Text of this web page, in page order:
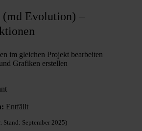
Evolution) –
im gleichen Projekt bearbeiten
Grafiken erstellen
Entfällt
Stand: September 2025)